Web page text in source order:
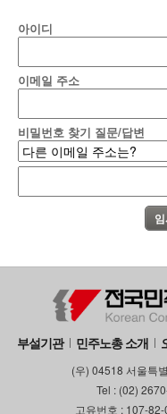
아이디
이메일 주소
비밀번호 찾기 질문/답변
부설기관 민주노총 소개
(우) 04518 서울특
Tel : (02)
고유번호 : 107-